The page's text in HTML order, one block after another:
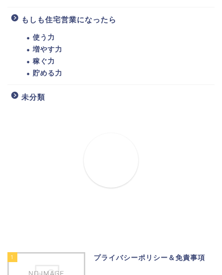
もしも住宅営業になったら
使う力
増やす力
稼ぐ力
貯める力
未分類
1 プライバシーポリシー＆免責事項